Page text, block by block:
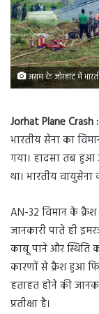
असम के जोरहाट में
Jorhat Plane Crash :
भारतीय सेना का
गया। हादसा तब हुआ
था। भारतीय
AN-32 विमान के
जानकारी पाते ही
काबू पाने और स्थिति
कारणों से क्रैश हुआ
हताहत होने की
प्रतीक्षा है।